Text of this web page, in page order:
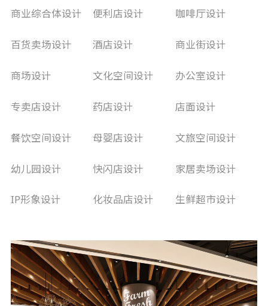
商业综合体设计 便利店设计 咖啡厅设计
百货卖场设计 酒店设计 商业街设计
商场设计 文化空间设计 办公室设计
专卖店设计 药店设计 店面设计
餐饮空间设计 母婴店设计 文旅空间设计
幼儿园设计 快闪店设计 家居卖场设计
IP形象设计 化妆品店设计 生鲜超市设计